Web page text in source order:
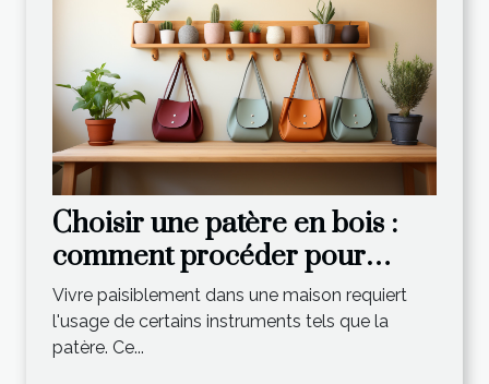
Choisir une patère en bois :
comment procéder pour
effectuer un choix optimal ?
Vivre paisiblement dans une maison requiert
l'usage de certains instruments tels que la
patère. Ce...